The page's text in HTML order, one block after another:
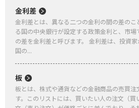
金利差
金利差とは、異なる二つの金利の間の差のこ
る国の中央銀行が設定する政策金利と、市
の差を金利差と呼びます。 金利差は、投資
国の...
板
板とは、株式や通貨などの金融商品の売買
す。このリストには、買いたい人の注文（